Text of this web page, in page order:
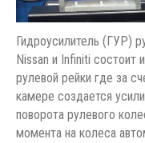
Гидроусилитель (ГУР)
Nissan и Infiniti состоит
рулевой рейки где за
камере создается
поворота рулевого
момента на колеса